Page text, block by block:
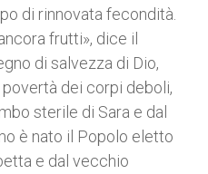
di rinnovata fecondità.
frutti», dice il
di salvezza di Dio,
dei corpi deboli,
sterile di Sara e dal
è nato il Popolo eletto
e dal vecchio